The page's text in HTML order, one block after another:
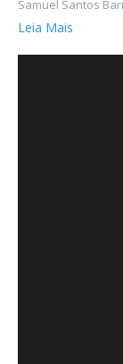
Samuel Santos
Leia Mais